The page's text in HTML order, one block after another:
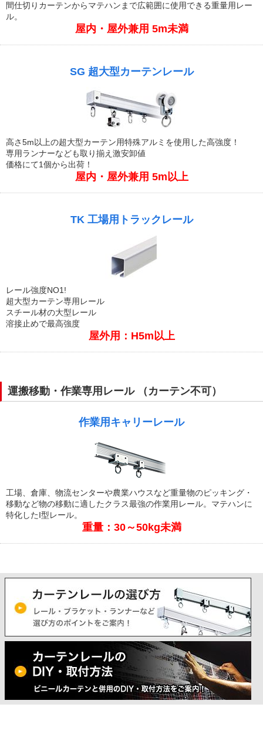
間仕切りカーテンからマテハンまで広範囲に使用できる重量用レー
ル。
屋内・屋外兼用 5m未満
SG 超大型カーテンレール
高さ5m以上の超大型カーテン用特殊アルミを使用した高強度！
専用ランナーなども取り揃え激安卸値
価格にて1個から出荷！
屋内・屋外兼用 5m以上
TK 工場用トラックレール
レール強度NO1!
超大型カーテン専用レール
スチール材の大型レール
溶接止めで最高強度
屋外用：H5m以上
運搬移動・作業専用レール （カーテン不可）
作業用キャリーレール
工場、倉庫、物流センターや農業ハウスなど重量物のピッキング・
移動など物の移動に適したクラス最強の作業用レール。マテハンに
特化したI型レール。
重量：30～50kg未満